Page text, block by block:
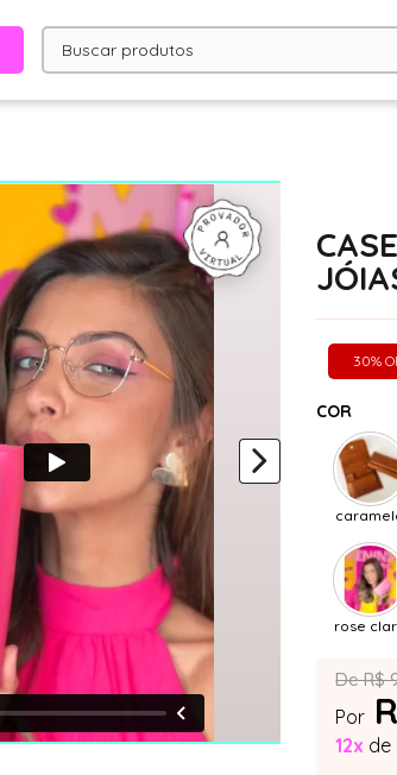
30%
COR
rose
De R$
Por
12x de